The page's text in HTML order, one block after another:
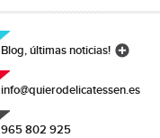
Blog, últimas noticias!
info@quierodelicatessen.es
965 802 925